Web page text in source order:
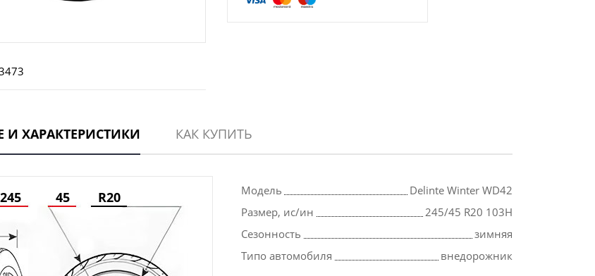
И ХАРАКТЕРИСТИКИ КАК КУПИТЬ
245 45 R20 Модель
Delinte Winter WD42
Размер, ис/ин
245/45 R20 103H
Сезонность
зимняя
Типо автомобиля
внедорожник